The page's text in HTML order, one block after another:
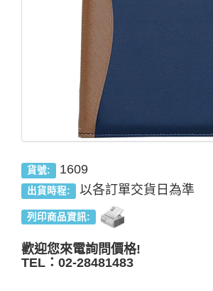
貨號: 1609
出貨時程: 以各訂單交貨日為準
列印商品資訊:
歡迎您來電詢問價格!
TEL：02-28481483